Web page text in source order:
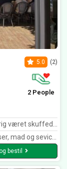
5.0 (2)
2 People
anbefalinger. Tak for mad🥰
som til og med smager guddommeligt. Tak Café Da Vinci
bestil